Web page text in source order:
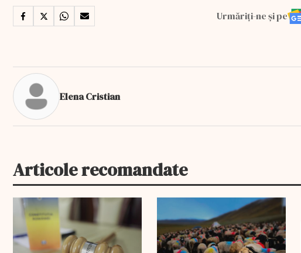
Urmăriți-ne și pe
Elena Cristian
Articole recomandate
EXCLUSIV